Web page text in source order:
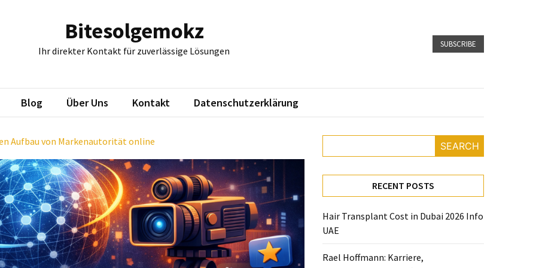
Bitesolgemokz
Ihr direkter Kontakt für zuverlässige Lösungen
SUBSCRIBE
Blog Über Uns Kontakt Datenschutzerklärung
Aufbau von Markenautorität online SEARCH
RECENT POSTS
Hair Transplant Cost in Dubai 2026 Info
UAE
Rael Hoffmann: Karriere,